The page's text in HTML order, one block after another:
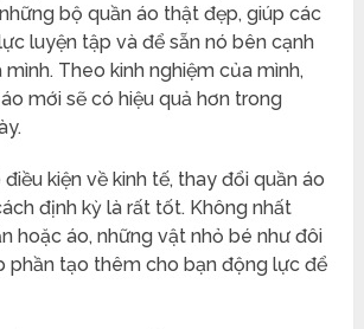
bộ quần áo thật đẹp, giúp các
luyện tập và để sẵn nó bên cạnh
Theo kinh nghiệm của mình,
mới sẽ có hiệu quả hơn trong
kiện về kinh tế, thay đổi quần áo
định kỳ là rất tốt. Không nhất
hoặc áo, những vật nhỏ bé như đôi
phần tạo thêm cho bạn động lực để